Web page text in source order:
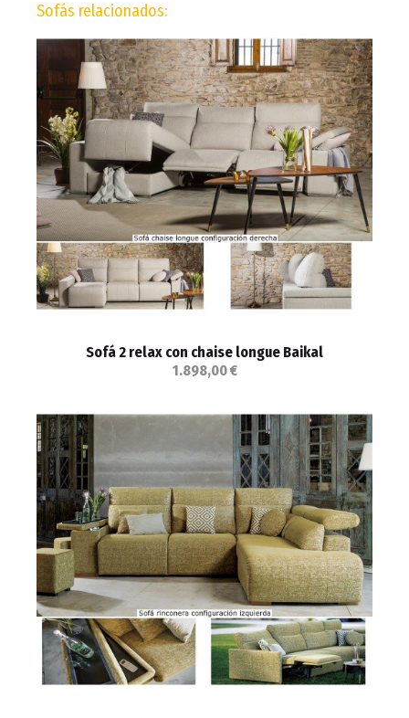
Sofás relacionados:
Sofá 2 relax con chaise longue Baikal
1.898,00 €